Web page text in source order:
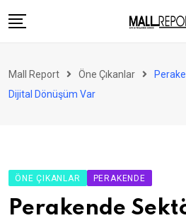
to
Perakende
Ürün ve Hizmet
Enerji
Mall Report Öne Çıkanlar
Dijital Dönüşüm Var
ÖNE ÇIKANLAR PERAKENDE
Perakende